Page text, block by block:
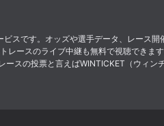
スです。オッズや選手データ、レース開
ースのライブ中継も無料で視聴できます
スの投票と言えばWINTICKET（ウィン